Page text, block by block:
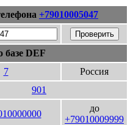
+79010005047
базе DEF
7
Россия
901
до
+79010009999